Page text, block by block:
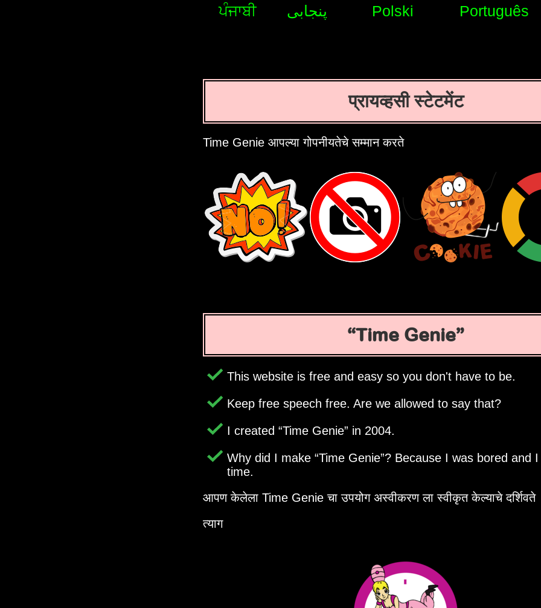
ਪੰਜਾਬੀ پنجابی Polski Português
प्रायव्हसी स्टेटमेंट
Time Genie आपल्या गोपनीयतेचे सम्मान करते
Time Genie
This website is free and easy so you don't have to be.
Keep free speech free. Are we allowed to say that?
I created Time Genie in 2004.
Why did I make Time Genie ? Because I was bored and
time.
आपण केलेला Time Genie चा उपयोग अस्वीकरण ला स्वीकृत केल्याचे दर्शिवते
त्याग